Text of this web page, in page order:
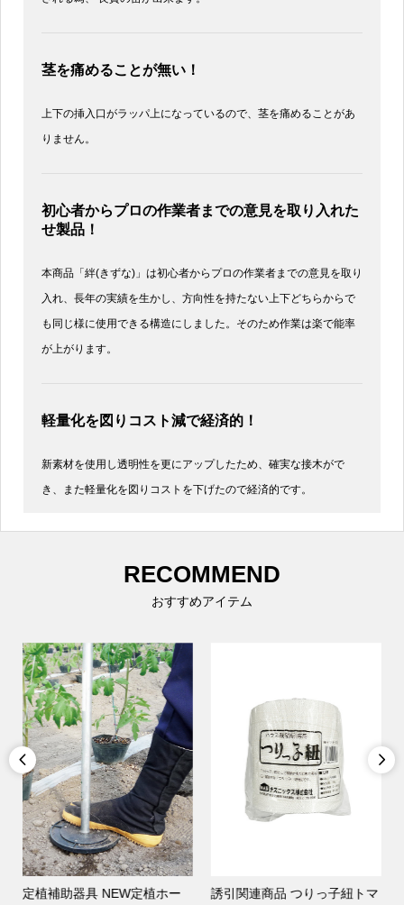
茎を痛めることが無い！
上下の挿入口がラッパ上になっているので、茎を痛めることがあ
りません。
初心者からプロの作業者までの意見を取り入れた
せ製品！
本商品「絆(きずな)」は初心者からプロの作業者までの意見を取り
入れ、長年の実績を生かし、方向性を持たない上下どちらからで
も同じ様に使用できる構造にしました。そのため作業は楽で能率
が上がります。
軽量化を図りコスト減で経済的！
新素材を使用し透明性を更にアップしたため、確実な接木がで
き、また軽量化を図りコストを下げたので経済的です。
RECOMMEND
おすすめアイテム

定植補助器具 NEW定植ホー
誘引関連商品 つりっ子紐トマ
